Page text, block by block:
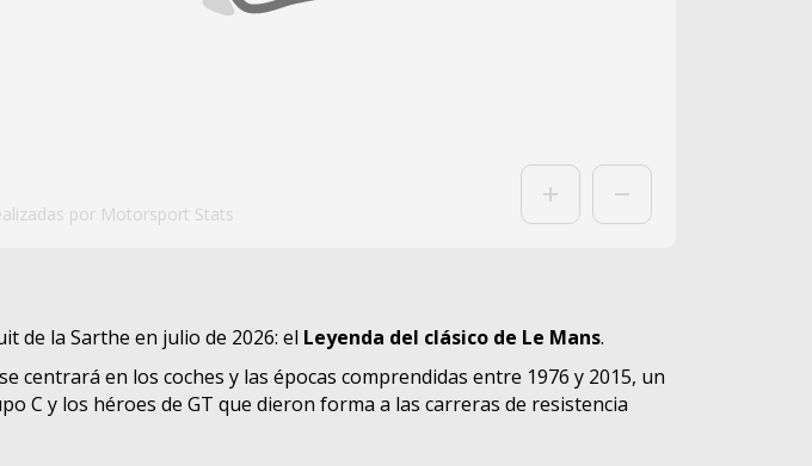
por Motorsport Stats
de la Sarthe en julio de 2026: el Leyenda del clásico de Le Mans.
en los coches y las épocas comprendidas entre 1976 y 2015, un
C y los héroes de GT que dieron forma a las carreras de resistencia